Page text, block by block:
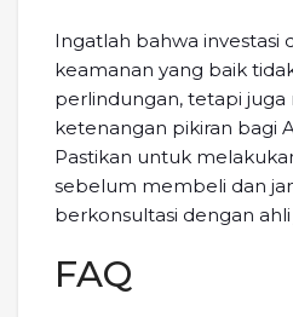
Ingatlah bahwa investasi
keamanan yang baik
perlindungan, tetapi
ketenangan pikiran bagi
Pastikan untuk
sebelum membeli dan
berkonsultasi dengan
FAQ